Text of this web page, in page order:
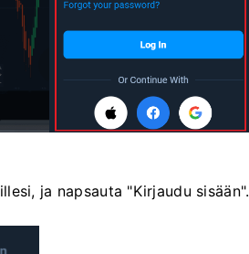
ja napsauta "Kirjaudu sisään".